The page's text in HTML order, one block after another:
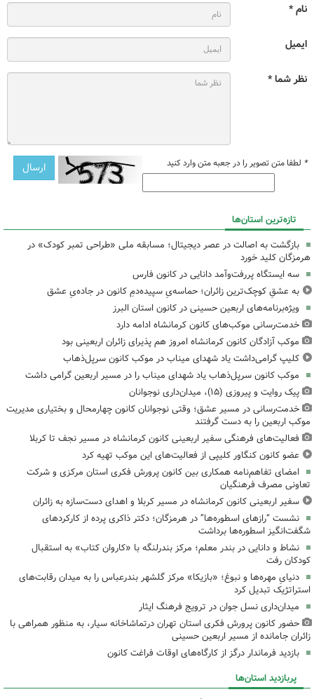
نام *
ایمیل
نظر شما *
* لطفا متن تصویر را در جعبه متن وارد کنید
تازه‌ترین استان‌ها
بازگشت به اصالت در عصر دیجیتال؛ مسابقه ملی «طراحی تمبر کودک» در
هرمزگان کلید خورد
سه ایستگاه پررفت‌وآمد دانایی در کانون فارس
به عشقِ کوچک‌ترین زائران؛ حماسه‌یِ سپیده‌دمِ کانون در جاده‌یِ عشق
ویژه‌برنامه‌های اربعین حسینی در کانون استان البرز
خدمت‌رسانی موکب‌های کانون کرمانشاه ادامه دارد
موکب آزادگان کانون کرمانشاه امروز هم پذیرای زائران اربعینی بود
کلیپ گرامی‌داشت یاد شهدای میناب در موکب کانون سرپل‌ذهاب
موکب کانون سرپل‌ذهاب یاد شهدای میناب را در مسیر اربعین گرامی داشت
پیک روایت و پیروزی (۱۵)، میدان‌داری نوجوانان
خدمت‌رسانی در مسیر عشق؛ وقتی نوجوانان کانون چهارمحال و بختیاری مدیریت
موکب اربعین را به دست گرفتند
فعالیت‌های فرهنگی سفیر اربعینی کانون کرمانشاه در مسیر نجف تا کربلا
عضو کانون کنگاور کلیپی از فعالیت‌های این موکب تهیه کرد
امضای تفاهم‌نامه همکاری بین کانون پرورش فکری استان مرکزی و شرکت
تعاونی مصرف فرهنگیان
سفیر اربعینی کانون کرمانشاه در مسیر کربلا و اهدای دست‌سازه به زائران
نشست “رازهای اسطوره‌ها” در هرمزگان؛ دکتر ذاکری پرده از کارکردهای
شگفت‌انگیز اسطوره‌ها برداشت
نشاط و دانایی در بندر معلم؛ مرکز بندرلنگه با «کاروان کتاب» به استقبال
کودکان رفت
دنیایِ مهره‌ها و نبوغ؛ «بازیکا» مرکز گلشهر بندرعباس را به میدان رقابت‌های
استراتژیک تبدیل کرد
میدان‌داری نسل جوان در ترویج فرهنگ ایثار
حضور کانون پرورش فکری استان تهران درتماشاخانه سیار، به منظور همراهی با
زائران جامانده از مسیر اربعین حسینی
بازدید فرماندار درگز از کارگاه‌های اوقات فراغت کانون
پربازدید استان‌ها